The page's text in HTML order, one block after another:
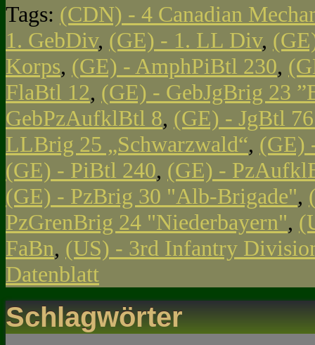
Tags: (CDN) - 4 Canadian
1. GebDiv, (GE) - 1. LL Div,
Korps, (GE) - AmphPiBtl 230,
FlaBtl 12, (GE) - GebJgBrig 23
GebPzAufklBtl 8, (GE) - JgBtl
LLBrig 25 „Schwarzwald“, (GE)
(GE) - PiBtl 240, (GE) -
(GE) - PzBrig 30 "Alb-Brigade",
PzGrenBrig 24 "Niederbayern",
FaBn, (US) - 3rd Infantry
Datenblatt
Schlagwörter